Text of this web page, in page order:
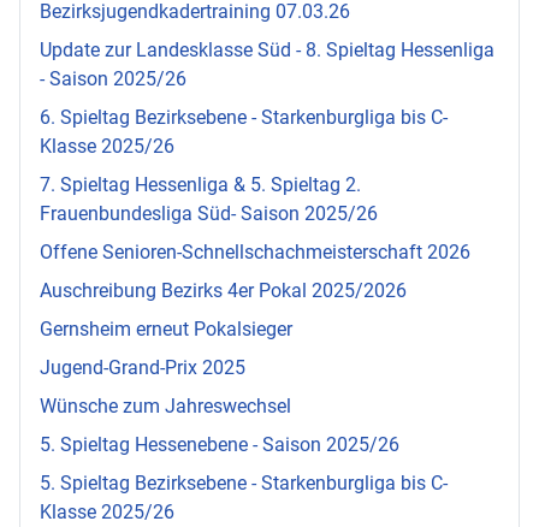
Bezirksjugendkadertraining 07.03.26
Update zur Landesklasse Süd - 8. Spieltag Hessenliga
- Saison 2025/26
6. Spieltag Bezirksebene - Starkenburgliga bis C-
Klasse 2025/26
7. Spieltag Hessenliga & 5. Spieltag 2.
Frauenbundesliga Süd- Saison 2025/26
Offene Senioren-Schnellschachmeisterschaft 2026
Auschreibung Bezirks 4er Pokal 2025/2026
Gernsheim erneut Pokalsieger
Jugend-Grand-Prix 2025
Wünsche zum Jahreswechsel
5. Spieltag Hessenebene - Saison 2025/26
5. Spieltag Bezirksebene - Starkenburgliga bis C-
Klasse 2025/26